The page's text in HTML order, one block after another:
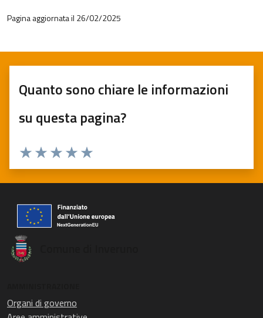
Pagina aggiornata il 26/02/2025
Quanto sono chiare le informazioni
su questa pagina?
Valuta 5 stelle su 5
Valuta 4 stelle su 5
Valuta 3 stelle su 5
Valuta 2 stelle su 5
Valuta 1 stelle su 5
Organi di governo